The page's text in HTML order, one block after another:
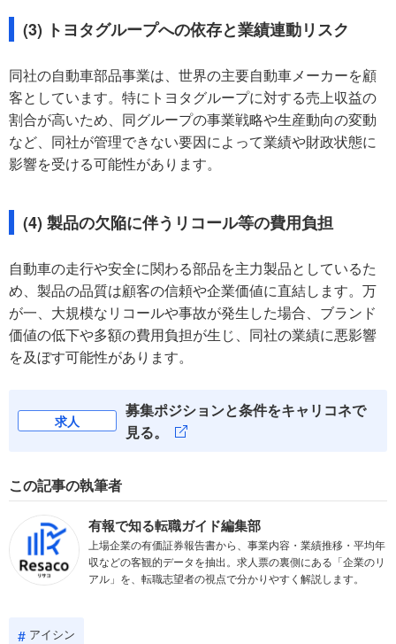
(3) トヨタグループへの依存と業績連動リスク
同社の自動車部品事業は、世界の主要自動車メーカーを顧
客としています。特にトヨタグループに対する売上収益の
割合が高いため、同グループの事業戦略や生産動向の変動
など、同社が管理できない要因によって業績や財政状態に
影響を受ける可能性があります。
(4) 製品の欠陥に伴うリコール等の費用負担
自動車の走行や安全に関わる部品を主力製品としているた
め、製品の品質は顧客の信頼や企業価値に直結します。万
が一、大規模なリコールや事故が発生した場合、ブランド
価値の低下や多額の費用負担が生じ、同社の業績に悪影響
を及ぼす可能性があります。
求人
募集ポジションと条件をキャリコネで
見る。
この記事の執筆者
有報で知る転職ガイド編集部
上場企業の有価証券報告書から、事業内容・業績推移・平均年
収などの客観的データを抽出。求人票の裏側にある「企業のリ
アル」を、転職志望者の視点で分かりやすく解説します。
アイシン